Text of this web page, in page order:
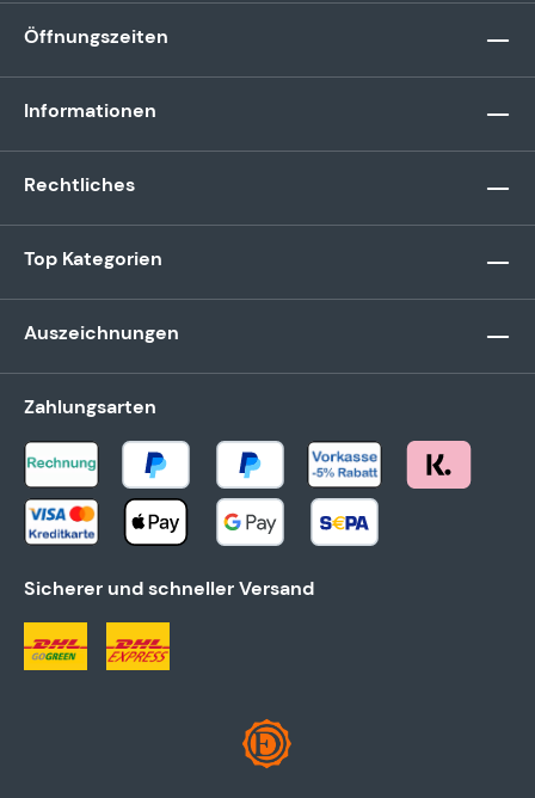
Öffnungszeiten
Informationen
Rechtliches
Top Kategorien
Auszeichnungen
Zahlungsarten
Sicherer und schneller Versand